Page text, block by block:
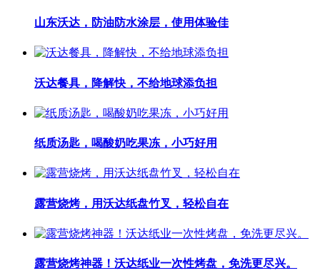
山东沃达，防油防水涂层，使用体验佳
沃达餐具，降解快，不给地球添负担
纸质汤匙，喝酸奶吃果冻，小巧好用
露营烧烤，用沃达纸盘竹叉，轻松自在
露营烧烤神器！沃达纸业一次性烤盘，免洗更尽兴。